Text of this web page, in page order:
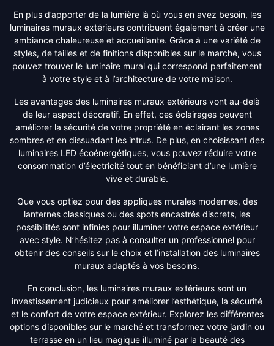
En plus d’apporter de la lumière là où vous en avez besoin, les
luminaires muraux extérieurs contribuent également à créer une
ambiance chaleureuse et accueillante. Grâce à une variété de
styles, de tailles et de finitions disponibles sur le marché, vous
pouvez trouver le luminaire mural qui correspond parfaitement
à votre style et à l’architecture de votre maison.
Les avantages des luminaires muraux extérieurs vont au-delà
de leur aspect décoratif. En effet, ces éclairages peuvent
améliorer la sécurité de votre propriété en éclairant les zones
sombres et en dissuadant les intrus. De plus, en choisissant des
luminaires LED écoénergétiques, vous pouvez réduire votre
consommation d’électricité tout en bénéficiant d’une lumière
vive et durable.
Que vous optiez pour des appliques murales modernes, des
lanternes classiques ou des spots encastrés discrets, les
possibilités sont infinies pour illuminer votre espace extérieur
avec style. N’hésitez pas à consulter un professionnel pour
obtenir des conseils sur le choix et l’installation des luminaires
muraux adaptés à vos besoins.
En conclusion, les luminaires muraux extérieurs sont un
investissement judicieux pour améliorer l’esthétique, la sécurité
et le confort de votre espace extérieur. Explorez les différentes
options disponibles sur le marché et transformez votre jardin ou
terrasse en un lieu magique illuminé par la beauté des